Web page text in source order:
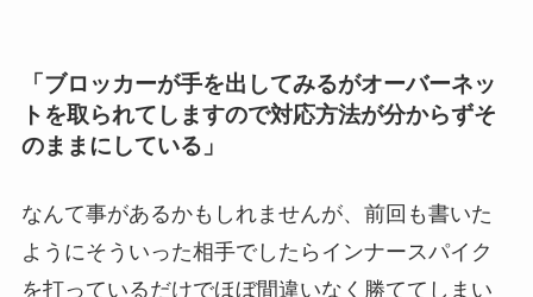
「ブロッカーが手を出してみるがオーバーネッ
トを取られてしますので対応方法が分からずそ
のままにしている」
なんて事があるかもしれませんが、前回も書いた
ようにそういった相手でしたらインナースパイク
を打っているだけでほぼ間違いなく勝ててしまい